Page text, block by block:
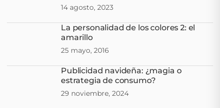
14 agosto, 2023
La personalidad de los colores 2: el
amarillo
25 mayo, 2016
Publicidad navideña: ¿magia o
estrategia de consumo?
29 noviembre, 2024